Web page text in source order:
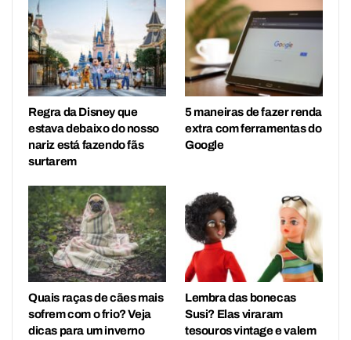
Regra da Disney que
estava debaixo do nosso
nariz está fazendo fãs
surtarem
5 maneiras de fazer renda
extra com ferramentas do
Google
Quais raças de cães mais
sofrem com o frio? Veja
dicas para um inverno
Lembra das bonecas
Susi? Elas viraram
tesouros vintage e valem